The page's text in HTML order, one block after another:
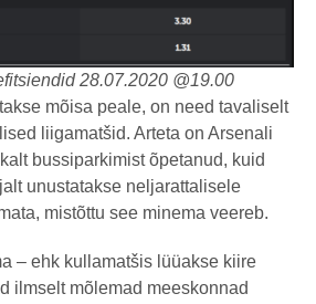
28.07.2020 @19.00
mõisa peale, on need tavaliselt
liigamatšid. Arteta on Arsenali
bussiparkimist õpetanud, kuid
unustatakse neljarattalisele
mistõttu see minema veereb.
– ehk kullamatšis lüüakse kiire
ilmselt mõlemad meeskonnad